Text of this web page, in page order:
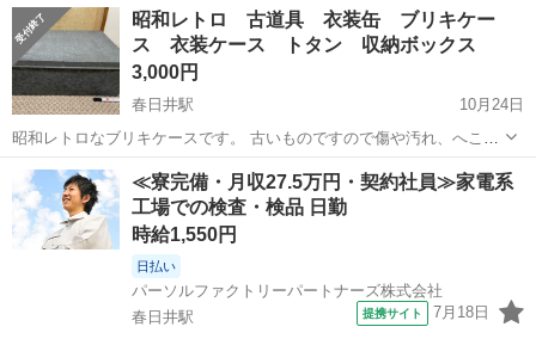
です。 お好みや気分に合わせて引き出しを入れ替えて配色を楽しめま
す。 引き出しはスライドレー...
愛知 春日井市 春日井駅 収納家具 チェスト
昭和レトロ 古道具 衣装缶 ブリキケー
ス 衣装ケース トタン 収納ボックス
3,000円
春日井駅
10月24日
昭和レトロなブリキケースです。 古いものですので傷や汚れ、へこみ
などあっても許せる方のみご購入お願いします。 かわいいのでオブジ
ェとしても良いと思います♪ 素人採寸です。多少の誤差お許しくださ
い。 横58㎝ 縦...
愛知 春日井市 春日井駅 収納家具 ブリキ
≪寮完備・月収27.5万円・契約社員≫家電系
工場での検査・検品 日勤
時給1,550円
日払い
パーソルファクトリーパートナーズ株式会社
春日井駅
提携サイト 7月18日